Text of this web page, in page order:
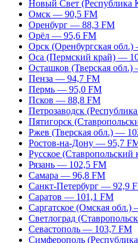
Новый Свет
Омск — 90,5 FM
Оренбург — 88,3 FM
Орёл — 95,6 FM
Орск (Оренбургская
Оса (Пермский край) —
Осташков (Тверская
Пенза — 94,7 FM
Пермь — 95,0 FM
Псков — 88,8 FM
Петрозаводск
Пятигорск
Ржев (Тверская обл.) —
Ростов-на-Дону — 95,7
Русское
Рязань — 102,5 FM
Самара — 96,8 FM
Санкт-Петербург — 92,9
Саратов — 101,1 FM
Саргатское (Омская
Светлоград
Севастополь — 103,7 FM
Симферополь